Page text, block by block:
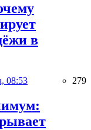
в
08:53 279